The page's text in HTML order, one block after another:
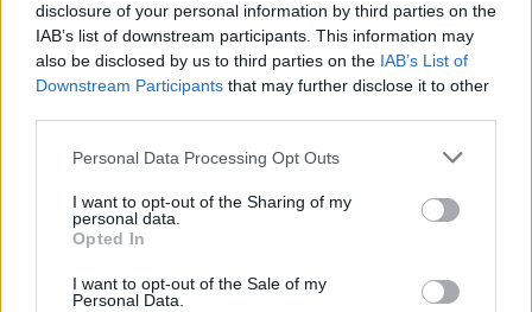
disclosure of your personal information by third parties on the
IAB’s list of downstream participants. This information may
also be disclosed by us to third parties on the IAB’s List of
Downstream Participants that may further disclose it to other
Personal Data Processing Opt Outs
I want to opt-out of the Sharing of my
personal data.
Opted In
I want to opt-out of the Sale of my
Personal Data.
Kai turėjo priimti monetas, sulaukėme net
replikų, kad dabar teks sėdėti pusę dienos ir
skaičiuoti pinigus.
Klausimas – jei pats vaikas būtų nuėjęs
nupirkti svarų ar nebūtų susimokėjęs už jų
sugalvotą paslaugą? Ne veltui mano šviesios
atminties senelis sakydavo – jei su bankais